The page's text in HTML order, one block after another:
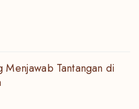
Menjawab Tantangan di